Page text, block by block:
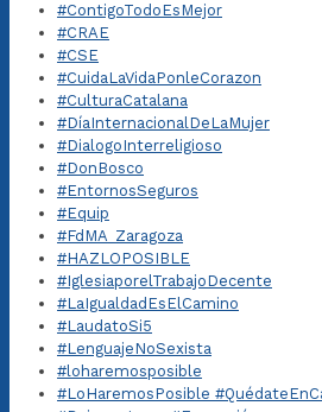
#ContigoTodoEsMejor
#CRAE
#CSE
#CuidaLaVidaPonleCorazon
#CulturaCatalana
#DíaInternacionalDeLaMujer
#DialogoInterreligioso
#DonBosco
#EntornosSeguros
#Equip
#FdMA_Zaragoza
#HAZLOPOSIBLE
#IglesiaporelTrabajoDecente
#LaIgualdadEsElCamino
#LaudatoSi5
#LenguajeNoSexista
#loharemosposible
#LoHaremosPosible